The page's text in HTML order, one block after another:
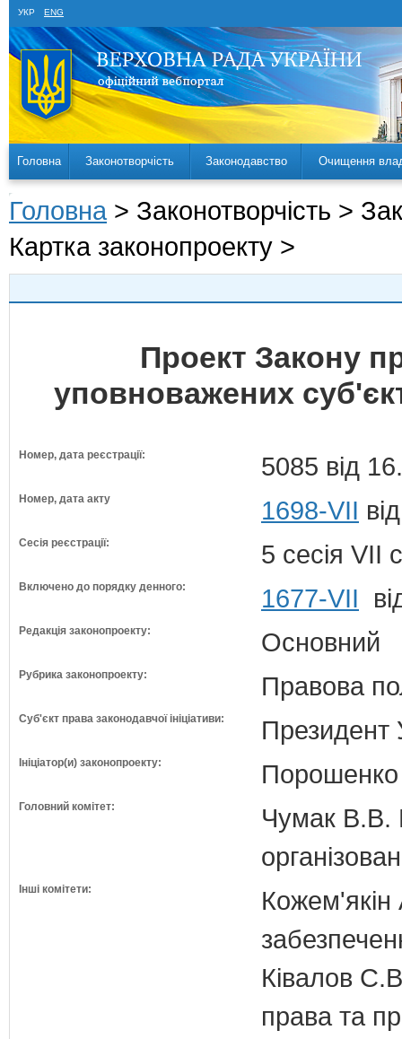
УКР ENG
Головна Законотворчість Законодавство Очищення
Головна > Законотворчість >
Картка законопроекту >
Проект Закону
уповноважених
Номер, дата реєстрації: 5085 від
Номер, дата акту 1698-VII
Сесія реєстрації: 5 сесія VII
Включено до порядку денного: 1677-VII
Редакція законопроекту: Основний
Рубрика законопроекту: Правова
Суб'єкт права законодавчої ініціативи: Президент
Ініціатор(и) законопроекту: Порошенко
Головний комітет:
Чумак В.В.
Інші комітети:
Кожем'якін
Ківалов
права та